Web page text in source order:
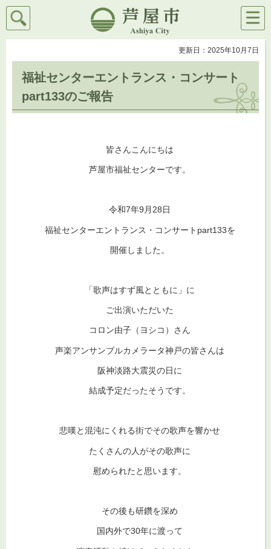
芦屋市
検索
メニ
ュー
更新日：2025年10月7日
福祉センターエントランス・コンサート
part133のご報告
皆さんこんにちは
芦屋市福祉センターです。
令和7年9月28日
福祉センターエントランス・コンサートpart133を
開催しました。
「歌声はすず風とともに」に
ご出演いただいた
コロン由子（ヨシコ）さん
声楽アンサンブルカメラータ神戸の皆さんは
阪神淡路大震災の日に
結成予定だったそうです。
悲嘆と混沌にくれる街でその歌声を響かせ
たくさんの人がその歌声に
慰められたと思います。
その後も研鑽を深め
国内外で30年に渡って